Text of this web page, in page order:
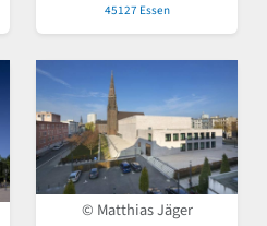
45127 Essen
© Matthias Jäger